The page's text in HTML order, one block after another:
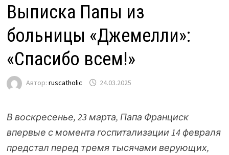
Выписка Папы из
больницы «Джемелли»:
«Спасибо всем!»
Автор:ruscatholic 24.03.2025
В воскресенье, 23 марта, Папа Франциск
впервые с момента госпитализации 14 февраля
предстал перед тремя тысячами верующих,